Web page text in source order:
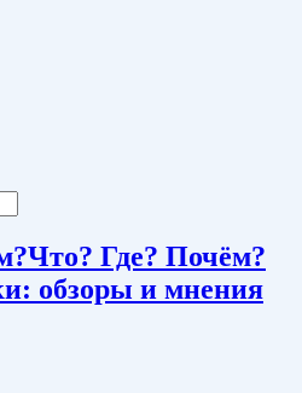
Что? Где? Почём?
обзоры и мнения